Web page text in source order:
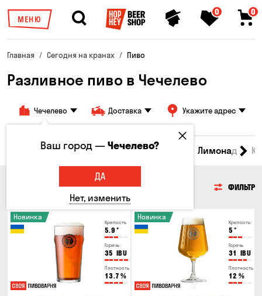
МЕНЮ
0 0
Главная Сегодня на кранах Пиво
Разливное пиво в Чечелево
Чечелево Доставка Укажите адрес
Все товары Пиво Сидр Лимонад
ФИЛЬТР
Крепость
5.9 °
Горечь
35 IBU
Плотность
13.7 %
Новинка
Крепость
5 °
Горечь
31 IBU
Плотность
12 %
Новинка
Ваш город —Чечелево?
ДА
Нет, изменить